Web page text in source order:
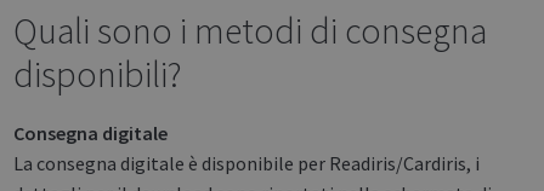
Quali sono i metodi di consegna
disponibili?
Consegna digitale
La consegna digitale è disponibile per Readiris/Cardiris, i